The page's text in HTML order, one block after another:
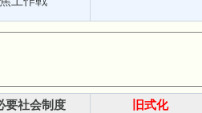
要社会制度 旧式化